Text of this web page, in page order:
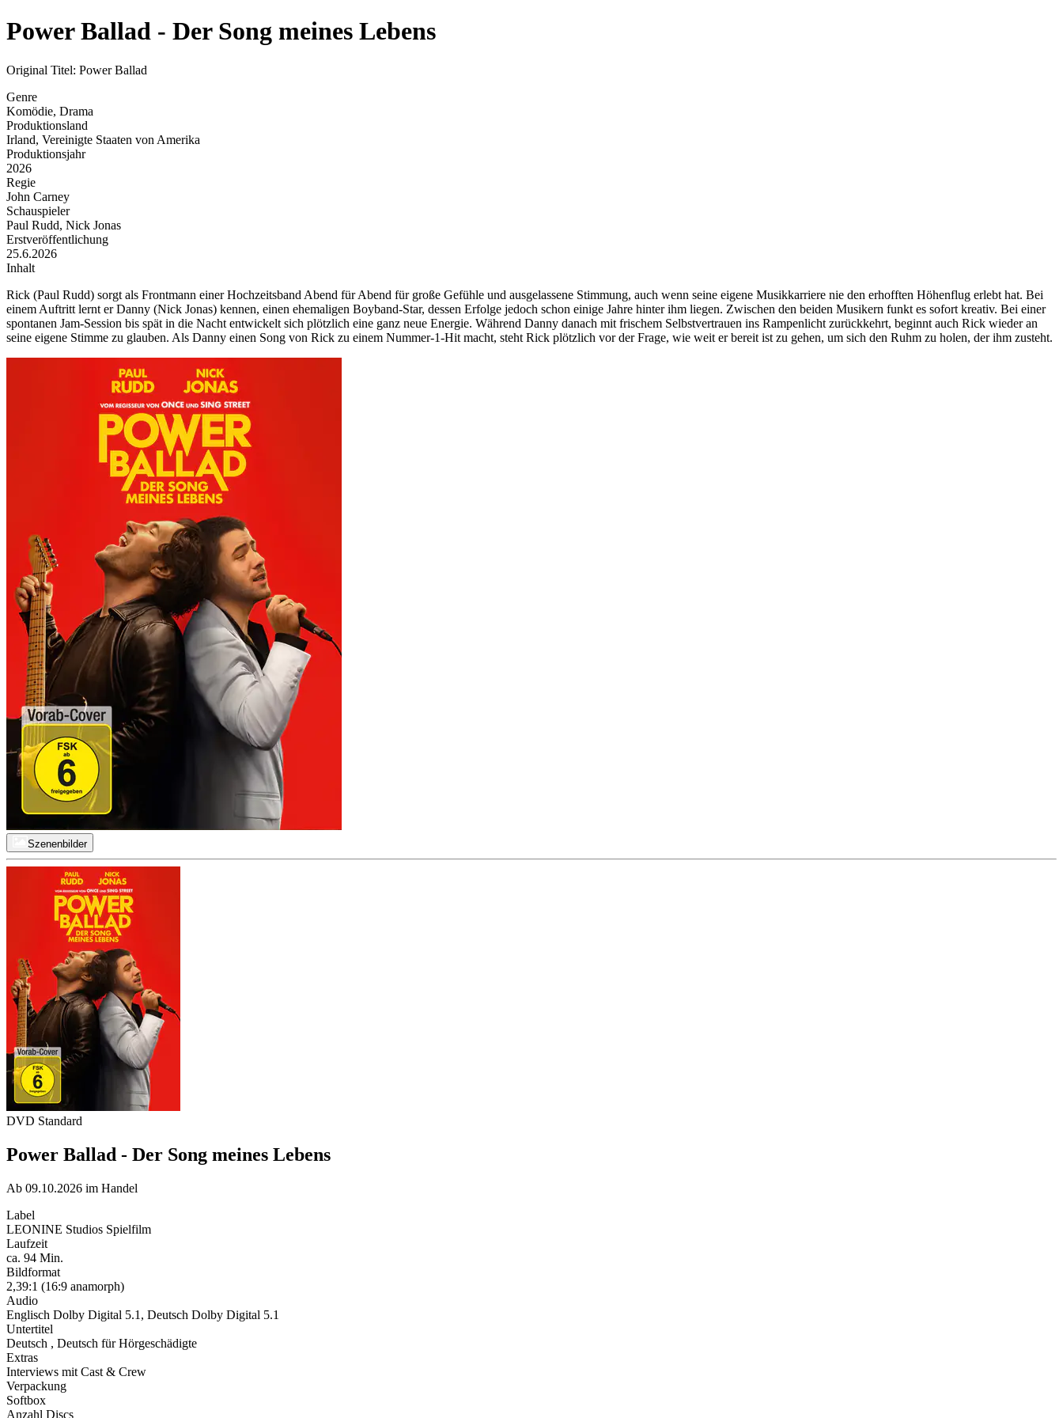
Power Ballad - Der Song meines Lebens
Original Titel: Power Ballad
Genre
Komödie, Drama
Produktionsland
Irland, Vereinigte Staaten von Amerika
Produktionsjahr
2026
Regie
John Carney
Schauspieler
Paul Rudd, Nick Jonas
Erstveröffentlichung
25.6.2026
Inhalt
Rick (Paul Rudd) sorgt als Frontmann einer Hochzeitsband Abend für Abend für große Gefühle und ausgelassene Stimmung, auch wenn seine eigene Musikkarriere nie den erhofften Höhenflug erlebt hat. Bei
einem Auftritt lernt er Danny (Nick Jonas) kennen, einen ehemaligen Boyband-Star, dessen Erfolge jedoch schon einige Jahre hinter ihm liegen. Zwischen den beiden Musikern funkt es sofort kreativ. Bei einer
spontanen Jam-Session bis spät in die Nacht entwickelt sich plötzlich eine ganz neue Energie. Während Danny danach mit frischem Selbstvertrauen ins Rampenlicht zurückkehrt, beginnt auch Rick wieder an
seine eigene Stimme zu glauben. Als Danny einen Song von Rick zu einem Nummer-1-Hit macht, steht Rick plötzlich vor der Frage, wie weit er bereit ist zu gehen, um sich den Ruhm zu holen, der ihm zusteht.
Szenenbilder
DVD Standard
Power Ballad - Der Song meines Lebens
Ab 09.10.2026 im Handel
Label
LEONINE Studios Spielfilm
Laufzeit
ca. 94 Min.
Bildformat
2,39:1 (16:9 anamorph)
Audio
Englisch Dolby Digital 5.1, Deutsch Dolby Digital 5.1
Untertitel
Deutsch , Deutsch für Hörgeschädigte
Extras
Interviews mit Cast & Crew
Verpackung
Softbox
Anzahl Discs